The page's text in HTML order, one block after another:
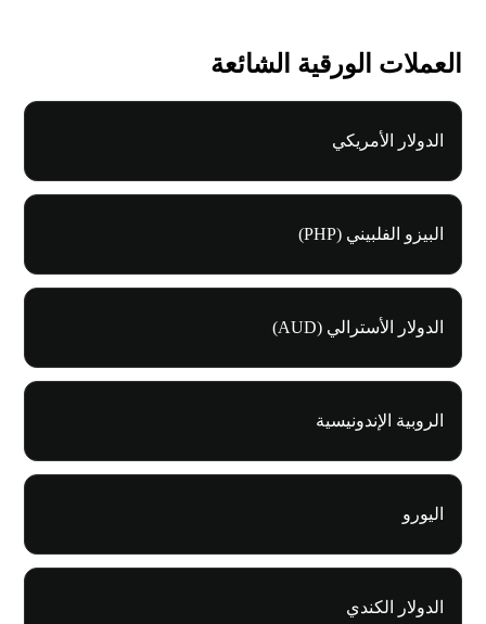
العملات الورقية الشائعة
الدولار الأمريكي
البيزو الفلبيني (PHP)
الدولار الأسترالي (AUD)
الروبية الإندونيسية
اليورو
الدولار الكندي